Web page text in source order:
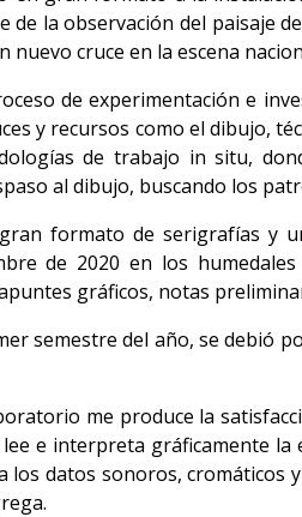
de la observación del paisaje
cruce en la escena
de experimentación e
y recursos como el dibujo,
de trabajo in situ,
al dibujo, buscando los
formato de serigrafías y
de 2020 en los
gráficos, notas
semestre del año, se debió
me produce la
e interpreta gráficamente
datos sonoros, cromáticos